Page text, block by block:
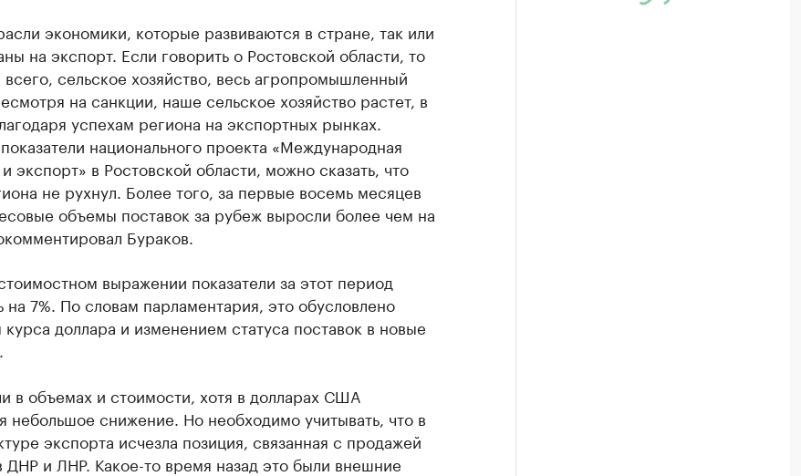
экономики, которые развиваются в стране, так или
на экспорт. Если говорить о Ростовской области, то
сельское хозяйство, весь агропромышленный
на санкции, наше сельское хозяйство растет, в
успехам региона на экспортных рынках.
национального проекта «Международная
экспорт» в Ростовской области, можно сказать, что
не рухнул. Более того, за первые восемь месяцев
объемы поставок за рубеж выросли более чем на
Бураков.
выражении показатели за этот период
на 7%. По словам парламентария, это обусловлено
доллара и изменением статуса поставок в новые
в объемах и стоимости, хотя в долларах США
небольшое снижение. Но необходимо учитывать, что в
экспорта исчезла позиция, связанная с продажей
ДНР и ЛНР. Какое-то время назад это были внешние